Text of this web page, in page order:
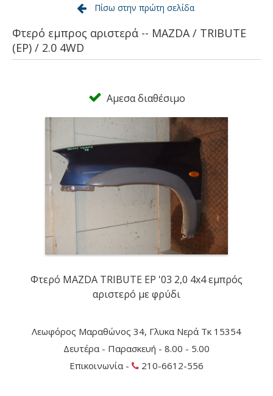
Πίσω στην πρώτη σελίδα
Φτερό εμπρος αριστερά -- MAZDA / TRIBUTE
(EP) / 2.0 4WD
Αμεσα διαθέσιμο
Φτερό MAZDA TRIBUTE EP '03 2,0 4x4 εμπρός
αριστερό με φρύδι
Λεωφόρος Μαραθώνος 34, Γλυκα Νερά Τκ 15354
Δευτέρα - Παρασκευή - 8.00 - 5.00
Επικοινωνία -
210-6612-556